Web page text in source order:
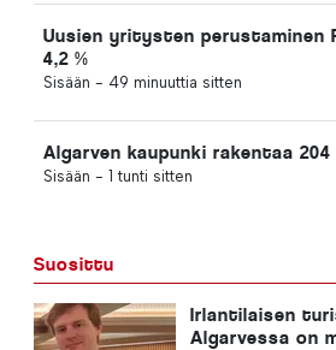
Uusien yritysten perustaminen
4,2 %
Sisään - 49 minuuttia sitten
Algarven kaupunki rakentaa
Sisään - 1 tunti sitten
Suosittu
Irlantilaisen
Algarvessa on